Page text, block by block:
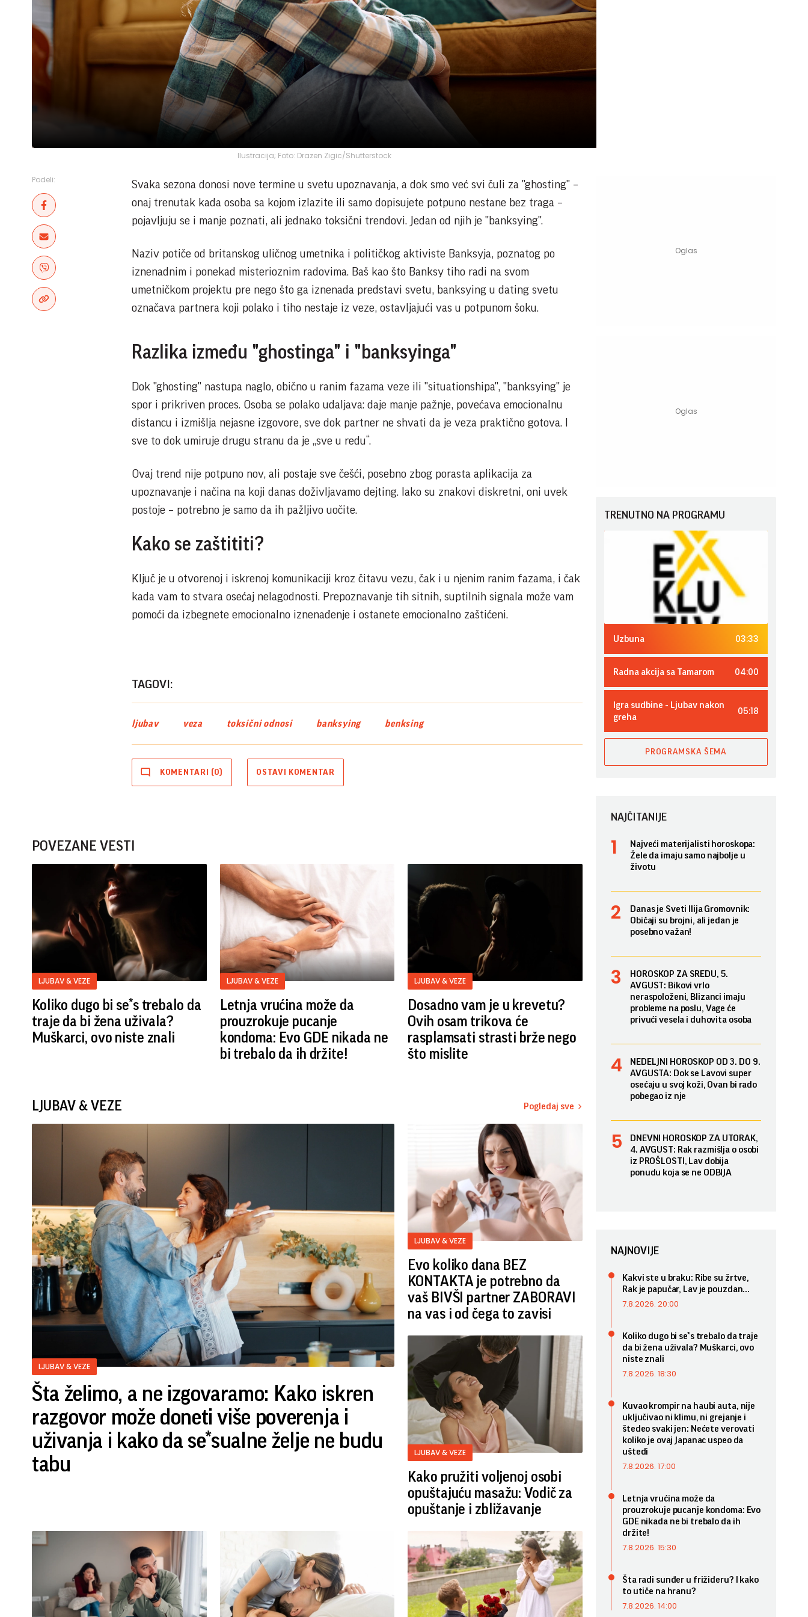
Ilustracija; Foto: Drazen Zigic/Shutterstock
Podeli:
Svaka sezona donosi nove termine u svetu upoznavanja, a dok smo već svi čuli za "ghosting" –
onaj trenutak kada osoba sa kojom izlazite ili samo dopisujete potpuno nestane bez traga –
pojavljuju se i manje poznati, ali jednako toksični trendovi. Jedan od njih je "banksying".
Naziv potiče od britanskog uličnog umetnika i političkog aktiviste Banksyja, poznatog po
iznenadnim i ponekad misterioznim radovima. Baš kao što Banksy tiho radi na svom
umetničkom projektu pre nego što ga iznenada predstavi svetu, banksying u dating svetu
označava partnera koji polako i tiho nestaje iz veze, ostavljajući vas u potpunom šoku.
Razlika između "ghostinga" i "banksyinga"
Dok "ghosting" nastupa naglo, obično u ranim fazama veze ili "situationshipa", "banksying" je
spor i prikriven proces. Osoba se polako udaljava: daje manje pažnje, povećava emocionalnu
distancu i izmišlja nejasne izgovore, sve dok partner ne shvati da je veza praktično gotova. I
sve to dok umiruje drugu stranu da je „sve u redu“.
Ovaj trend nije potpuno nov, ali postaje sve češći, posebno zbog porasta aplikacija za
upoznavanje i načina na koji danas doživljavamo dejting. Iako su znakovi diskretni, oni uvek
postoje – potrebno je samo da ih pažljivo uočite.
Kako se zaštititi?
Ključ je u otvorenoj i iskrenoj komunikaciji kroz čitavu vezu, čak i u njenim ranim fazama, i čak
kada vam to stvara osećaj nelagodnosti. Prepoznavanje tih sitnih, suptilnih signala može vam
pomoći da izbegnete emocionalno iznenađenje i ostanete emocionalno zaštićeni.
TAGOVI:
ljubav veza toksični odnosi banksying benksing
KOMENTARI (0) OSTAVI KOMENTAR
POVEZANE VESTI
LJUBAV & VEZE
Koliko dugo bi se*s trebalo da
traje da bi žena uživala?
Muškarci, ovo niste znali
LJUBAV & VEZE
Letnja vrućina može da
prouzrokuje pucanje
kondoma: Evo GDE nikada ne
bi trebalo da ih držite!
LJUBAV & VEZE
Dosadno vam je u krevetu?
Ovih osam trikova će
rasplamsati strasti brže nego
što mislite
LJUBAV & VEZE Pogledaj sve
LJUBAV & VEZE
Šta želimo, a ne izgovaramo: Kako iskren
razgovor može doneti više poverenja i
uživanja i kako da se*sualne želje ne budu
tabu
LJUBAV & VEZE
Evo koliko dana BEZ
KONTAKTA je potrebno da
vaš BIVŠI partner ZABORAVI
na vas i od čega to zavisi
LJUBAV & VEZE
Kako pružiti voljenoj osobi
opuštajuću masažu: Vodič za
opuštanje i zbližavanje
TRENUTNO NA PROGRAMU
Uzbuna 03:33
Radna akcija sa Tamarom 04:00
Igra sudbine - Ljubav nakon
greha
05:18
PROGRAMSKA ŠEMA
NAJČITANIJE
Najveći materijalisti horoskopa:
Žele da imaju samo najbolje u
životu
Danas je Sveti Ilija Gromovnik:
Običaji su brojni, ali jedan je
posebno važan!
HOROSKOP ZA SREDU, 5.
AVGUST: Bikovi vrlo
neraspoloženi, Blizanci imaju
probleme na poslu, Vage će
privući vesela i duhovita osoba
NEDELJNI HOROSKOP OD 3. DO 9.
AVGUSTA: Dok se Lavovi super
osećaju u svoj koži, Ovan bi rado
pobegao iz nje
DNEVNI HOROSKOP ZA UTORAK,
4. AVGUST: Rak razmišlja o osobi
iz PROŠLOSTI, Lav dobija
ponudu koja se ne ODBIJA
NAJNOVIJE
Kakvi ste u braku: Ribe su žrtve,
Rak je papučar, Lav je pouzdan...
7.8.2026. 20:00
Koliko dugo bi se*s trebalo da traje
da bi žena uživala? Muškarci, ovo
niste znali
7.8.2026. 18:30
Kuvao krompir na haubi auta, nije
uključivao ni klimu, ni grejanje i
štedeo svaki jen: Nećete verovati
koliko je ovaj Japanac uspeo da
uštedi
7.8.2026. 17:00
Letnja vrućina može da
prouzrokuje pucanje kondoma: Evo
GDE nikada ne bi trebalo da ih
držite!
7.8.2026. 15:30
Šta radi sunđer u frižideru? I kako
to utiče na hranu?
7.8.2026. 14:00